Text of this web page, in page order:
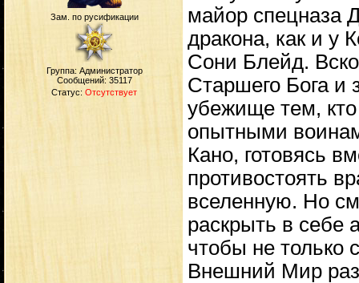
Зам. по русификации
Группа: Администратор
Сообщений: 35117
Статус: Отсутствует
майор спецназа
дракона, как и у
Сони Блейд.
Старшего Бога и
убежище тем, кто
опытными
Кано, готовясь
противостоять
вселенную. Но
раскрыть в себе
чтобы не только
Внешний Мир раз